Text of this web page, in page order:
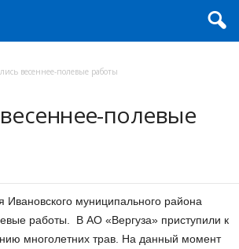
весеннее-полевые работы
полевые
Ивановского муниципального района
работы. В АО «Вергуза» приступили к
многолетних трав. На данный момент